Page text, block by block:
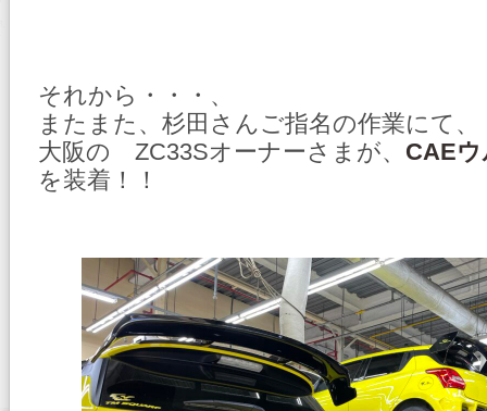
それから・・・、
またまた、杉田さんご指名の作業にて、
大阪の ZC33Sオーナーさまが、 CAE
を装着！！